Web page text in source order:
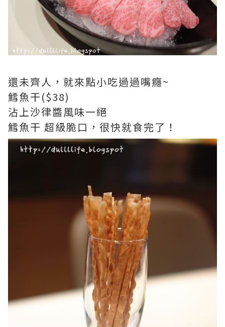
還未齊人，就來點小吃過過嘴癮~
鱈魚干($38)
沾上沙律醬風味一絕
鱈魚干 超級脆口，很快就食完了！